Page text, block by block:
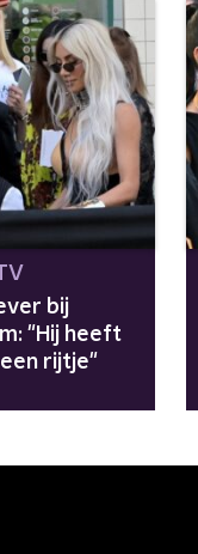
bij
"Hij heeft
rijtje"